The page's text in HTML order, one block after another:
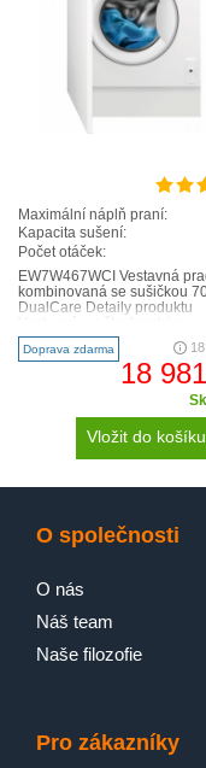
Maximální náplň praní:
Kapacita sušení:
Počet otáček:
EW7W467WCI Vestavná
kombinovaná se sušičkou
DualCare Detaily produktu
sušičkou Electrolux
Doprava zdarma
18
Vložit do košíku
O společnosti
O nás
Náš team
Naše filozofie
Pro zákazníky